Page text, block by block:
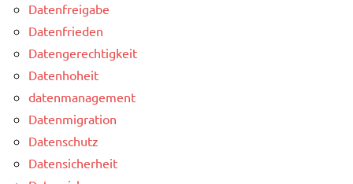
Datenfreigabe
Datenfrieden
Datengerechtigkeit
Datenhoheit
datenmanagement
Datenmigration
Datenschutz
Datensicherheit